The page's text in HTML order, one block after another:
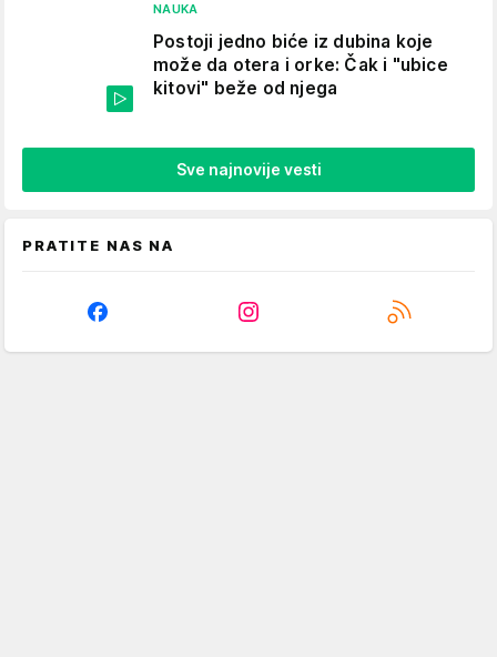
NAUKA
Postoji jedno biće iz dubina koje
može da otera i orke: Čak i "ubice
kitovi" beže od njega
Sve najnovije vesti
PRATITE NAS NA